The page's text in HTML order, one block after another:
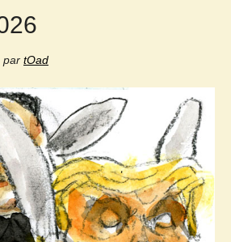
par tOad